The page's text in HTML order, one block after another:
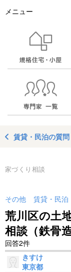
メニュー
賃貸・民泊の質問
家づくり相談
その他 賃貸・民泊
荒川区の土
相談（鉄骨
回答2件
きすけ
東京都